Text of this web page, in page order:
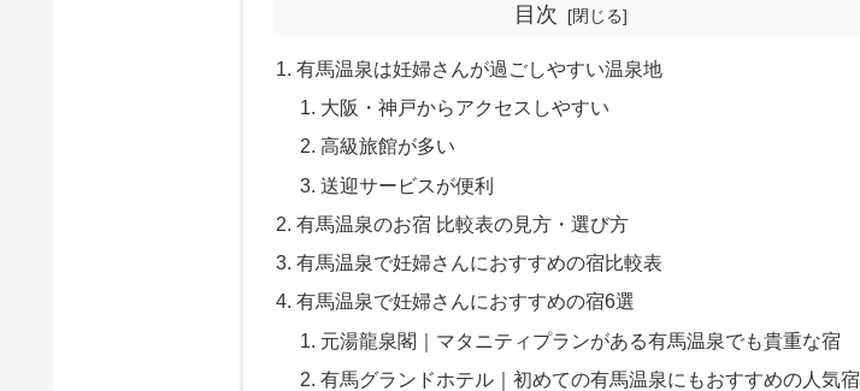
目次
有馬温泉は妊婦さんが過ごしやすい温泉地
大阪・神戸からアクセスしやすい
高級旅館が多い
送迎サービスが便利
有馬温泉のお宿 比較表の見方・選び方
有馬温泉で妊婦さんにおすすめの宿比較表
有馬温泉で妊婦さんにおすすめの宿6選
元湯龍泉閣｜マタニティプランがある有馬温泉でも貴重な宿
有馬グランドホテル｜初めての有馬温泉にもおすすめの人気宿